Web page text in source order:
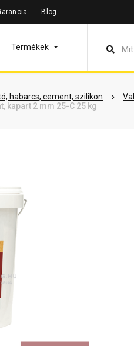
Blog
Termékek
habarcs, cement, szilikon
kapart 2 mm 25-C 25 kg
Termékinformáció